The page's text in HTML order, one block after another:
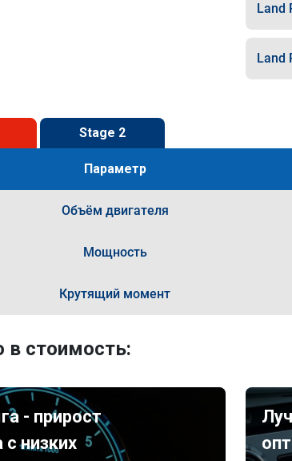
Land
Land
Stage 2
Параметр
Объём двигателя
Мощность
Крутящий момент
в стоимость:
- прирост
низких